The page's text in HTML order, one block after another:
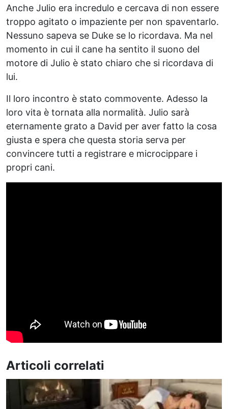
Anche Julio era incredulo e cercava di non essere
troppo agitato o impaziente per non spaventarlo.
Nessuno sapeva se Duke se lo ricordava. Ma nel
momento in cui il cane ha sentito il suono del
motore di Julio è stato chiaro che si ricordava di
lui.
Il loro incontro è stato commovente. Adesso la
loro vita è tornata alla normalità. Julio sarà
eternamente grato a David per aver fatto la cosa
giusta e spera che questa storia serva per
convincere tutti a registrare e microcippare i
propri cani.
Articoli correlati